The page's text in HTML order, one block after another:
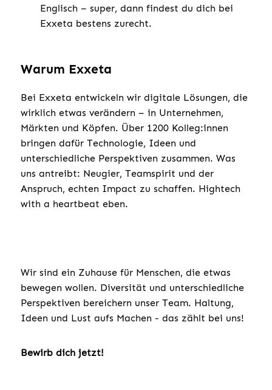
Englisch – super, dann findest du dich bei
Exxeta bestens zurecht.
Warum Exxeta
Bei Exxeta entwickeln wir digitale Lösungen, die
wirklich etwas verändern – in Unternehmen,
Märkten und Köpfen. Über 1200 Kolleg:innen
bringen dafür Technologie, Ideen und
unterschiedliche Perspektiven zusammen. Was
uns antreibt: Neugier, Teamspirit und der
Anspruch, echten Impact zu schaffen. Hightech
with a heartbeat eben.
Wir sind ein Zuhause für Menschen, die etwas
bewegen wollen. Diversität und unterschiedliche
Perspektiven bereichern unser Team. Haltung,
Ideen und Lust aufs Machen - das zählt bei uns!
Bewirb dich jetzt!